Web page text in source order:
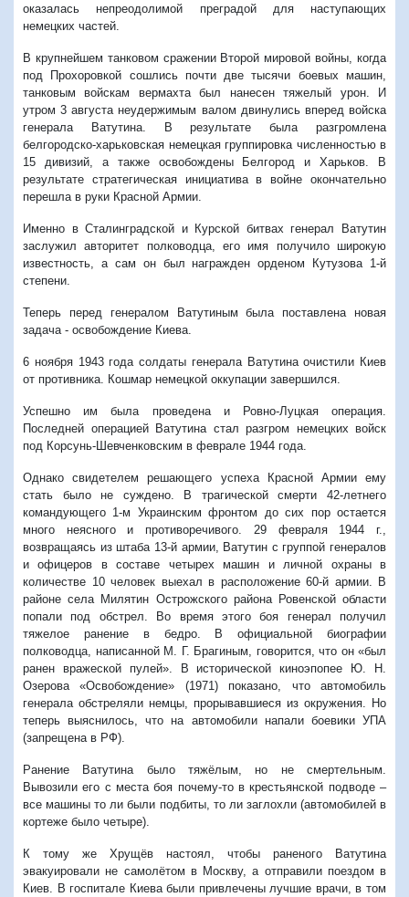
оказалась непреодолимой преградой для наступающих
немецких частей.
В крупнейшем танковом сражении Второй мировой войны, когда
под Прохоровкой сошлись почти две тысячи боевых машин,
танковым войскам вермахта был нанесен тяжелый урон. И
утром 3 августа неудержимым валом двинулись вперед войска
генерала Ватутина. В результате была разгромлена
белгородско-харьковская немецкая группировка численностью в
15 дивизий, а также освобождены Белгород и Харьков. В
результате стратегическая инициатива в войне окончательно
перешла в руки Красной Армии.
Именно в Сталинградской и Курской битвах генерал Ватутин
заслужил авторитет полководца, его имя получило широкую
известность, а сам он был награжден орденом Кутузова 1-й
степени.
Теперь перед генералом Ватутиным была поставлена новая
задача - освобождение Киева.
6 ноября 1943 года солдаты генерала Ватутина очистили Киев
от противника. Кошмар немецкой оккупации завершился.
Успешно им была проведена и Ровно-Луцкая операция.
Последней операцией Ватутина стал разгром немецких войск
под Корсунь-Шевченковским в феврале 1944 года.
Однако свидетелем решающего успеха Красной Армии ему
стать было не суждено. В трагической смерти 42-летнего
командующего 1-м Украинским фронтом до сих пор остается
много неясного и противоречивого. 29 февраля 1944 г.,
возвращаясь из штаба 13-й армии, Ватутин с группой генералов
и офицеров в составе четырех машин и личной охраны в
количестве 10 человек выехал в расположение 60-й армии. В
районе села Милятин Острожского района Ровенской области
попали под обстрел. Во время этого боя генерал получил
тяжелое ранение в бедро. В официальной биографии
полководца, написанной М. Г. Брагиным, говорится, что он «был
ранен вражеской пулей». В исторической киноэпопее Ю. Н.
Озерова «Освобождение» (1971) показано, что автомобиль
генерала обстреляли немцы, прорывавшиеся из окружения. Но
теперь выяснилось, что на автомобили напали боевики УПА
(запрещена в РФ).
Ранение Ватутина было тяжёлым, но не смертельным.
Вывозили его с места боя почему-то в крестьянской подводе –
все машины то ли были подбиты, то ли заглохли (автомобилей в
кортеже было четыре).
К тому же Хрущёв настоял, чтобы раненого Ватутина
эвакуировали не самолётом в Москву, а отправили поездом в
Киев. В госпитале Киева были привлечены лучшие врачи, в том